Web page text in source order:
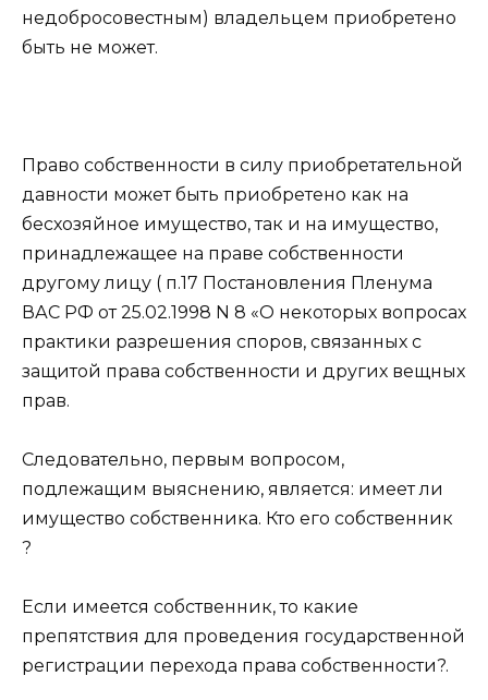
недобросовестным) владельцем приобретено
быть не может.
Право собственности в силу приобретательной
давности может быть приобретено как на
бесхозяйное имущество, так и на имущество,
принадлежащее на праве собственности
другому лицу ( п.17 Постановления Пленума
ВАС РФ от 25.02.1998 N 8 «О некоторых вопросах
практики разрешения споров, связанных с
защитой права собственности и других вещных
прав.
Следовательно, первым вопросом,
подлежащим выяснению, является: имеет ли
имущество собственника. Кто его собственник
?
Если имеется собственник, то какие
препятствия для проведения государственной
регистрации перехода права собственности?.